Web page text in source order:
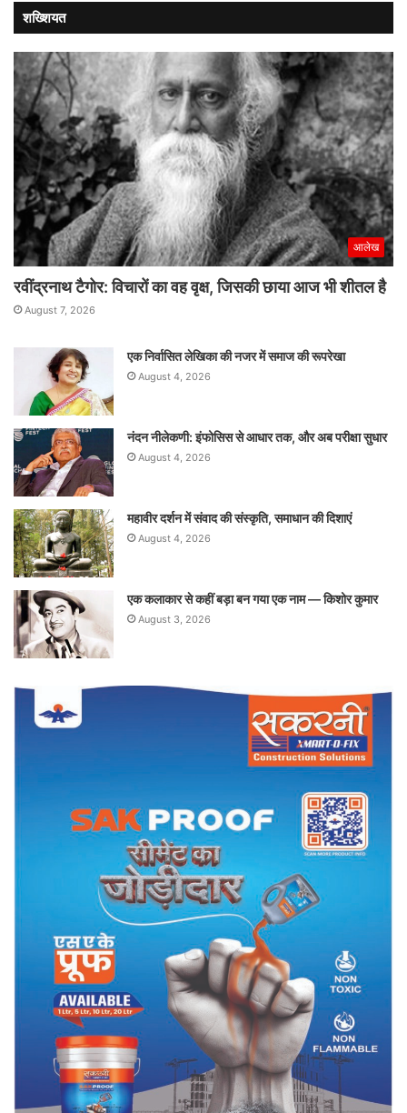
मिली
नई
रफ्तार
शख्शियत
आलेख
रवींद्रनाथ टैगोर: विचारों का वह वृक्ष, जिसकी छाया आज भी शीतल है
August 7, 2026
एक निर्वासित लेखिका की नजर में समाज की रूपरेखा
August 4, 2026
नंदन नीलेकणी: इंफोसिस से आधार तक, और अब परीक्षा सुधार
August 4, 2026
महावीर दर्शन में संवाद की संस्कृति, समाधान की दिशाएं
August 4, 2026
एक कलाकार से कहीं बड़ा बन गया एक नाम — किशोर कुमार
August 3, 2026